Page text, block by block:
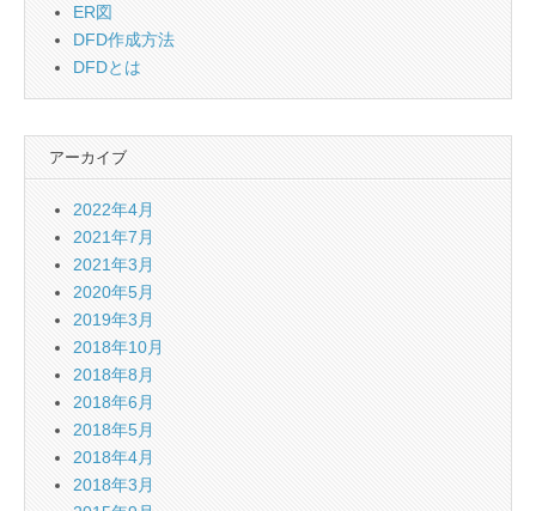
ER図
DFD作成方法
DFDとは
アーカイブ
2022年4月
2021年7月
2021年3月
2020年5月
2019年3月
2018年10月
2018年8月
2018年6月
2018年5月
2018年4月
2018年3月